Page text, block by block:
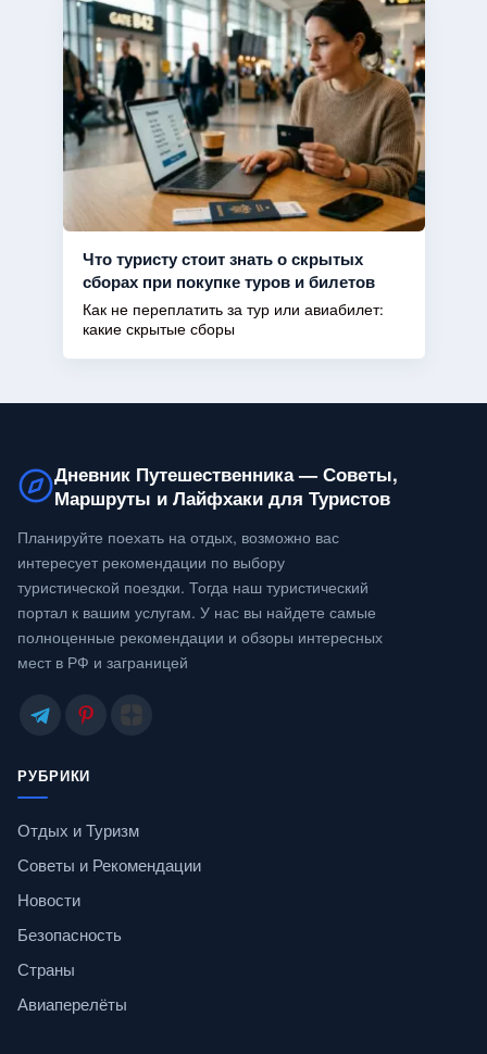
Что туристу стоит знать о скрытых
сборах при покупке туров и билетов
Как не переплатить за тур или авиабилет:
какие скрытые сборы
Дневник Путешественника — Советы,
Маршруты и Лайфхаки для Туристов
Планируйте поехать на отдых, возможно вас
интересует рекомендации по выбору
туристической поездки. Тогда наш туристический
портал к вашим услугам. У нас вы найдете самые
полноценные рекомендации и обзоры интересных
мест в РФ и заграницей
РУБРИКИ
Отдых и Туризм
Советы и Рекомендации
Новости
Безопасность
Страны
Авиаперелёты